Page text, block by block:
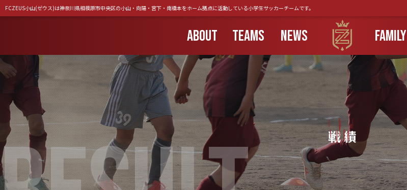
FCZEUS小山(ゼウス)は神奈川県相模原市中央区の小山・向陽・宮下・南橋本をホーム拠点に活動している小学生サッカーチームです。
ABOUT TEAMS NEWS FAMILY
戦 績